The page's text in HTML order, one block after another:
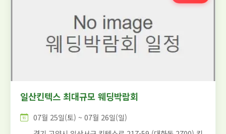
일산킨텍스 최대규모 웨딩박람회
07월 25일(토) ~ 07월 26일(일)